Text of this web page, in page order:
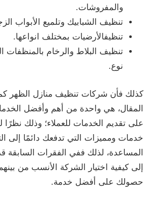
والمفروشات.
تنظيف الشبابيك وتلميع الأبواب
تنظيفالأرضيات بمختلف انواعها.
تنظيف البلاط والرخام بالمنظفات
نوع.
كذلك فأن شركات تنظيف منازل الظهر
المقال، هي واحدة من أهم وأفضل
على تقديم الخدمات للعملاء؛ وذلك نظرًا
خدمات ومميزات التي تدفعك دائمًا إلى
المساعدة، لذلك ففي الفقرات السابقة
إلى كيفية اختيار الشركة الأنسب من
حصولك على أفضل خدمة.